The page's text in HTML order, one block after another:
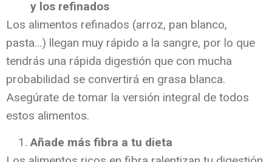
y los refinados
Los alimentos refinados (arroz, pan blanco,
pasta…) llegan muy rápido a la sangre, por lo que
tendrás una rápida digestión que con mucha
probabilidad se convertirá en grasa blanca.
Asegúrate de tomar la versión integral de todos
estos alimentos.
Añade más fibra a tu dieta